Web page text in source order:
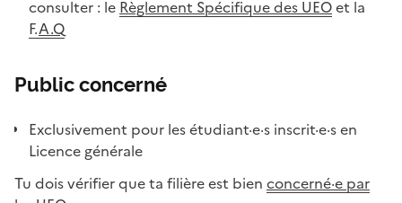
consulter : le Règlement Spécifique des UEOet la
F.A.Q
Public concerné
Exclusivement pour les étudiant·e·s inscrit·e·s en
Licence générale
Tu dois vérifier que ta filière est bien concerné·e par